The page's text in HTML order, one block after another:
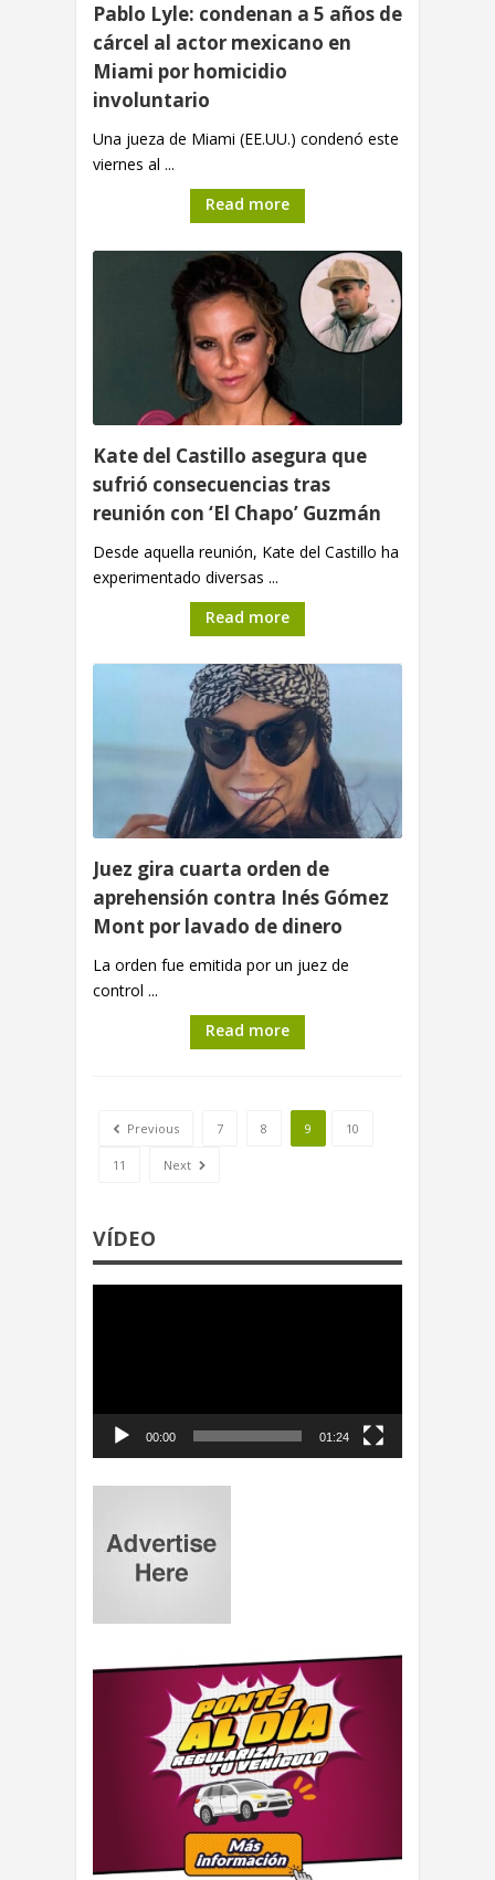
Pablo Lyle: condenan a 5 años de
cárcel al actor mexicano en
Miami por homicidio
involuntario
Una jueza de Miami (EE.UU.) condenó este
viernes al ...
Read more
Kate del Castillo asegura que
sufrió consecuencias tras
reunión con ‘El Chapo’ Guzmán
Desde aquella reunión, Kate del Castillo ha
experimentado diversas ...
Read more
Juez gira cuarta orden de
aprehensión contra Inés Gómez
Mont por lavado de dinero
La orden fue emitida por un juez de
control ...
Read more
Previous 7 8 9 10
11 Next
VÍDEO
00:00 01:24